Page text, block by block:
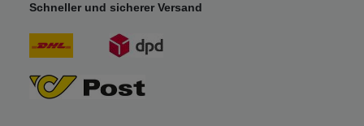
Schneller und sicherer Versand